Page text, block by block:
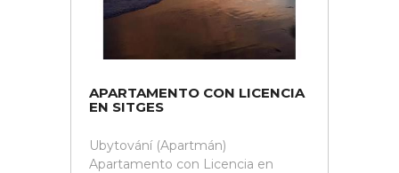
APARTAMENTO CON LICENCIA
EN SITGES
Ubytování (Apartmán)
Apartamento con Licencia en